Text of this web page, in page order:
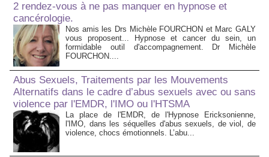
2 rendez-vous à ne pas manquer en hypnose et
cancérologie.
Nos amis les Drs Michèle FOURCHON et Marc GALY
vous proposent... Hypnose et cancer du sein, un
formidable outil d'accompagnement. Dr Michèle
FOURCHON....
Abus Sexuels, Traitements par les Mouvements
Alternatifs dans le cadre d’abus sexuels avec ou sans
violence par l'EMDR, l'IMO ou l'HTSMA
La place de l'EMDR, de l'Hypnose Ericksonienne,
l'IMO, dans les séquelles d'abus sexuels, de viol, de
violence, chocs émotionnels. L’abu...